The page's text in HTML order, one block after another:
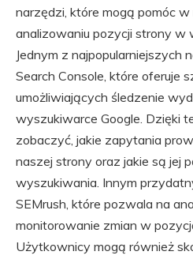
narzędzi, które mogą pomóc
analizowaniu pozycji strony w
Jednym z najpopularniejszych
Search Console, które oferuje
umożliwiających śledzenie
wyszukiwarce Google. Dzięki
zobaczyć, jakie zapytania
naszej strony oraz jakie są jej
wyszukiwania. Innym
SEMrush, które pozwala na
monitorowanie zmian w
Użytkownicy mogą również